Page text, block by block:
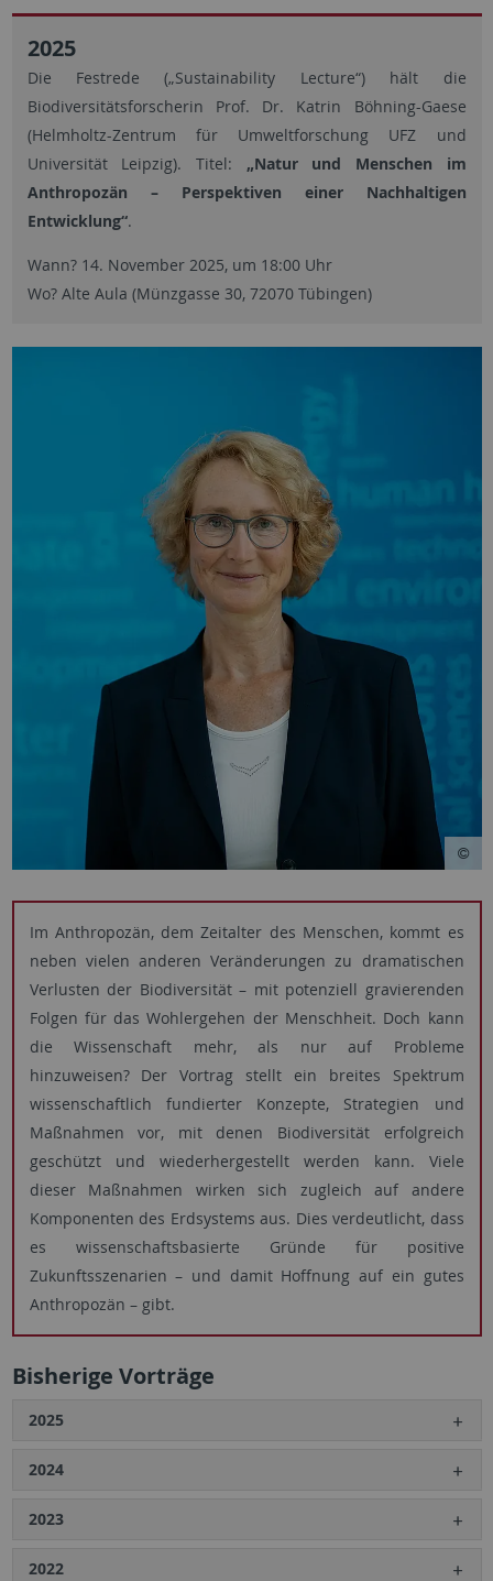
2025
Die Festrede („Sustainability Lecture“) hält die
Biodiversitätsforscherin Prof. Dr. Katrin Böhning-Gaese
(Helmholtz-Zentrum für Umweltforschung UFZ und
Universität Leipzig). Titel: „Natur und Menschen im
Anthropozän – Perspektiven einer Nachhaltigen
Entwicklung“.
Wann? 14. November 2025, um 18:00 Uhr
Wo? Alte Aula (Münzgasse 30, 72070 Tübingen)
Im Anthropozän, dem Zeitalter des Menschen, kommt es
neben vielen anderen Veränderungen zu dramatischen
Verlusten der Biodiversität – mit potenziell gravierenden
Folgen für das Wohlergehen der Menschheit. Doch kann
die Wissenschaft mehr, als nur auf Probleme
hinzuweisen? Der Vortrag stellt ein breites Spektrum
wissenschaftlich fundierter Konzepte, Strategien und
Maßnahmen vor, mit denen Biodiversität erfolgreich
geschützt und wiederhergestellt werden kann. Viele
dieser Maßnahmen wirken sich zugleich auf andere
Komponenten des Erdsystems aus. Dies verdeutlicht, dass
es wissenschaftsbasierte Gründe für positive
Zukunftsszenarien – und damit Hoffnung auf ein gutes
Anthropozän – gibt.
Bisherige Vorträge
2025
2024
2023
2022